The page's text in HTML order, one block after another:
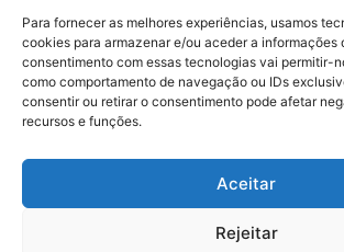
Para fornecer as melhores experiências, usamos
cookies para armazenar e/ou aceder a informações
consentimento com essas tecnologias vai permitir-
como comportamento de navegação ou IDs
consentir ou retirar o consentimento pode afetar
recursos e funções.
Aceitar
Rejeitar
Acompanhe-nos
Política de Privacidade
Política de Cookies
Subscreva
a nossa newsletter
Enviar